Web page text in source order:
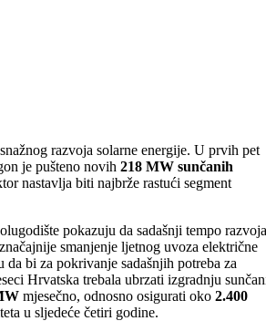
razvoja solarne energije. U prvih pet
je pušteno novih 218 MW sunčanih
nastavlja biti najbrže rastući segment
pokazuju da sadašnji tempo razvoja
smanjenje ljetnog uvoza električne
da bi za pokrivanje sadašnjih potreba za
Hrvatska trebala ubrzati izgradnju
mjesečno, odnosno osigurati oko 2.400
u sljedeće četiri godine.